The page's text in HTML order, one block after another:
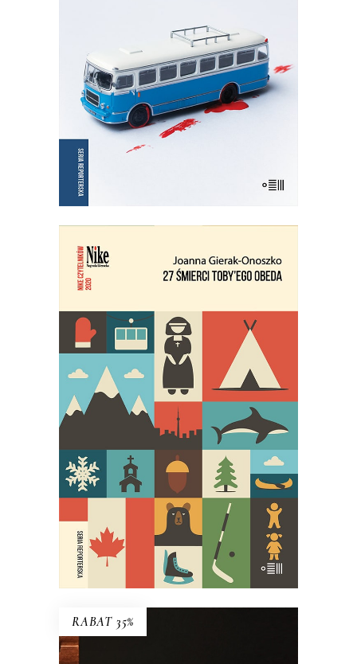
35.75
KSIĄŻKA DO KOSZYKA
E-BOOK DO KOSZYKA
27 ŚMIERCI TOBY’EGO OBEDA
Najgłośniejszy debiut reporterski
ostatnich lat!
29.95
RABAT 35%